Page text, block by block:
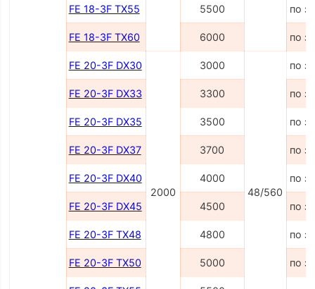
FE 18-3F TX55 5500 по
FE 18-3F TX60 6000 по
FE 20-3F DX30
2000
3000
48/560
по
FE 20-3F DX33 3300 по
FE 20-3F DX35 3500 по
FE 20-3F DX37 3700 по
FE 20-3F DX40 4000 по
FE 20-3F DX45 4500 по
FE 20-3F TX48 4800 по
FE 20-3F TX50 5000 по